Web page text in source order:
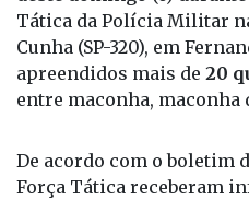
Tática da Polícia Militar
Cunha (SP-320), em
apreendidos mais de 20
entre maconha, maconha
De acordo com o boletim
Força Tática receberam